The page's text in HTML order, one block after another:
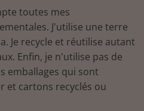
toutes mes
J'utilise une terre
Je recycle et réutilise autant
Enfin, je n'utilise pas de
emballages qui sont
et cartons recyclés ou